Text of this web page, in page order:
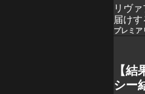
リヴ
届けす
プレミア
【
シー